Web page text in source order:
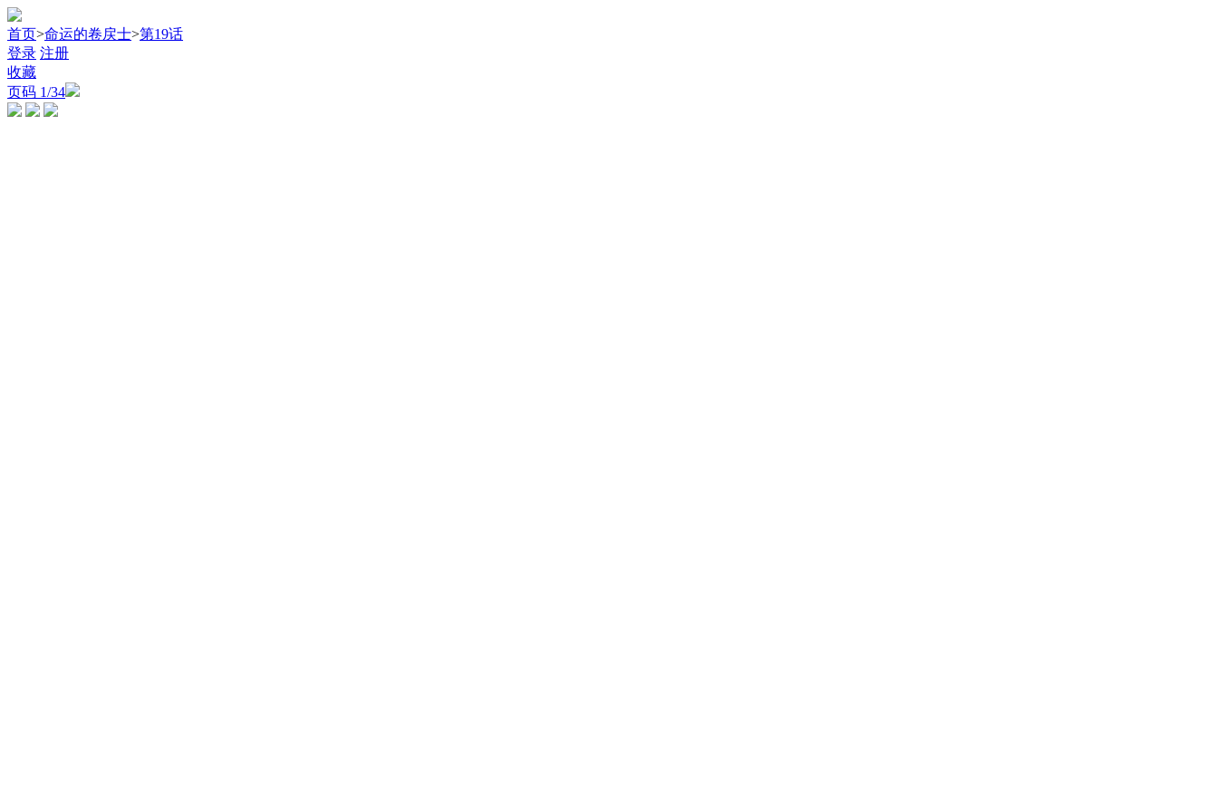
首页>命运的卷戻士>第19话
登录 注册
收藏
页码 1/34